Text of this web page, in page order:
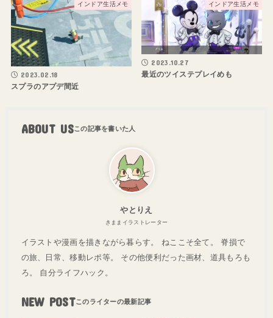
インドア生活メモ
2023.02.18
スプラのアプデ間近
インドア生活メモ
2023.10.27
最近のツイステプレイめも
ABOUT US
やとりえ
きままイラストレーター
イラストや漫画を描きながら暮らす。 ねここそ全て。 脊損で
の旅、日常、移動レポ等。 その他便利だった画材、道具もろも
ろ。 自分ライフハック。
NEW POST